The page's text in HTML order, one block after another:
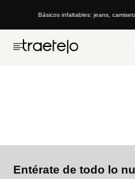
Básicos infaltables: jeans,
Entérate de todo lo